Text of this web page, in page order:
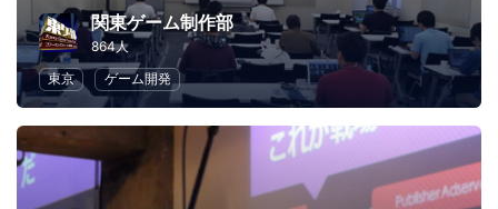
関東ゲーム制作部
864人
東京
ゲーム開発